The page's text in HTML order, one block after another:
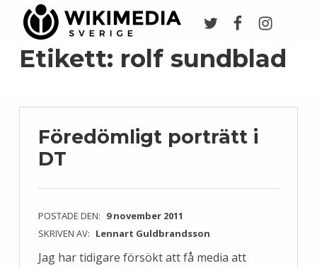
Etikett: rolf sundblad
Föredömligt porträtt i
DT
POSTADE DEN: 9 november 2011
SKRIVEN AV: Lennart Guldbrandsson
Jag har tidigare försökt att få media att